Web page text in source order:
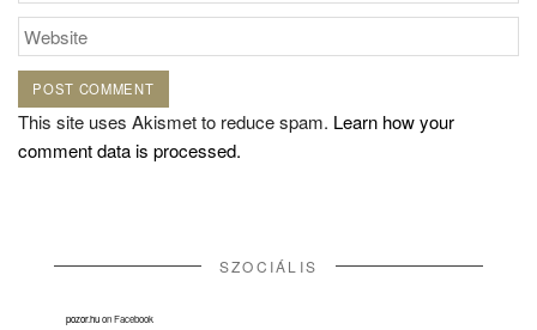
This site uses Akismet to reduce spam. Learn how your
comment data is processed.
SZOCIÁLIS
pozor.huon Facebook